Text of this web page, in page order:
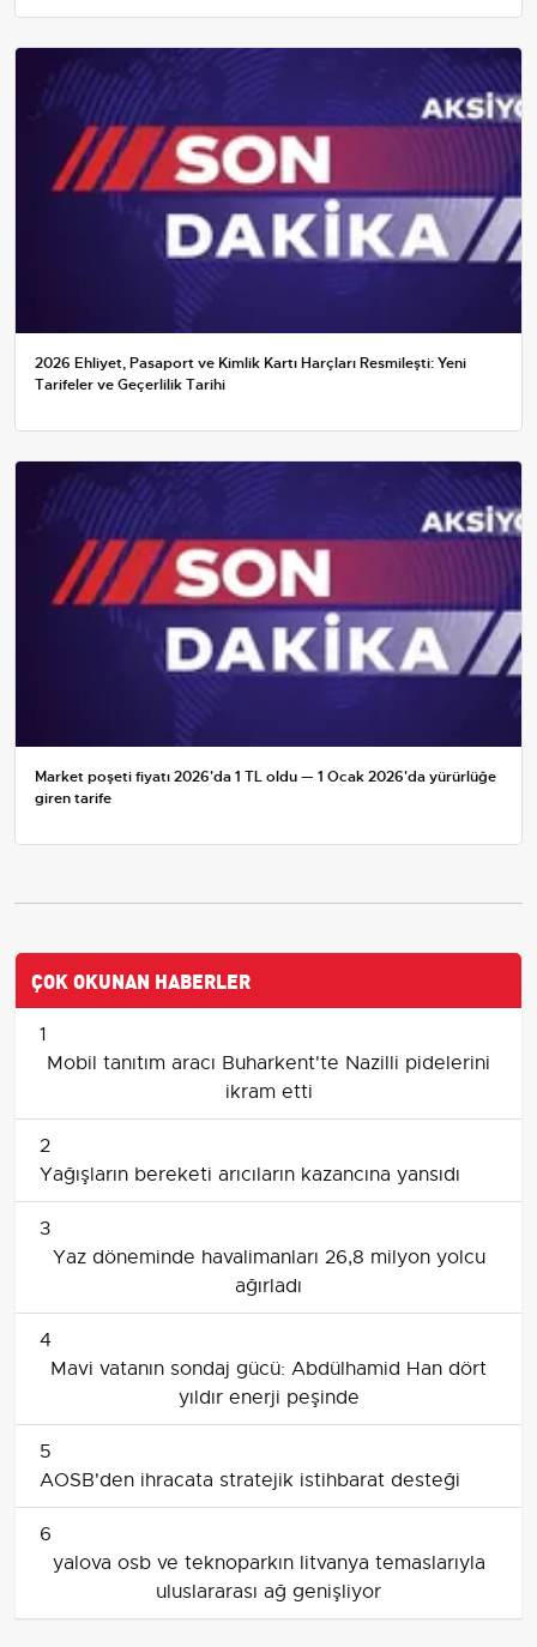
2026 Ehliyet, Pasaport ve Kimlik Kartı Harçları Resmileşti: Yeni
Tarifeler ve Geçerlilik Tarihi
Market poşeti fiyatı 2026'da 1 TL oldu — 1 Ocak 2026'da yürürlüğe
giren tarife
ÇOK OKUNAN HABERLER
1
Mobil tanıtım aracı Buharkent'te Nazilli pidelerini
ikram etti
2
Yağışların bereketi arıcıların kazancına yansıdı
3
Yaz döneminde havalimanları 26,8 milyon yolcu
ağırladı
4
Mavi vatanın sondaj gücü: Abdülhamid Han dört
yıldır enerji peşinde
5
AOSB'den ihracata stratejik istihbarat desteği
6
yalova osb ve teknoparkın litvanya temaslarıyla
uluslararası ağ genişliyor